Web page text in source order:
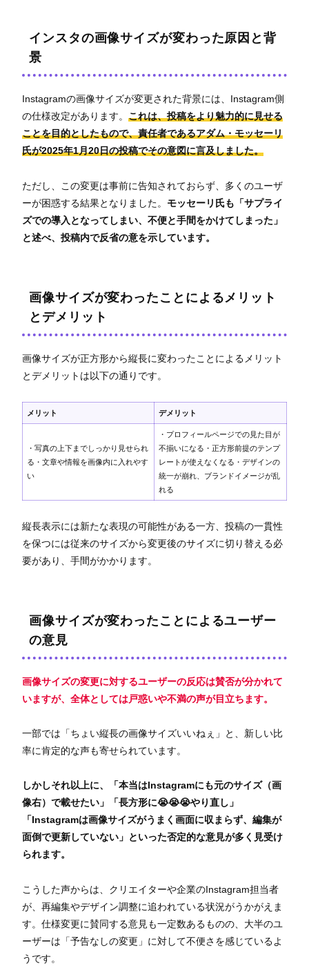
インスタの画像サイズが変わった原因と背
景
Instagramの画像サイズが変更された背景には、Instagram側
の仕様改定があります。 これは、投稿をより魅力的に見せる
ことを目的としたもので、責任者であるアダム・モッセーリ
氏が2025年1月20日の投稿でその意図に言及しました。
ただし、この変更は事前に告知されておらず、多くのユーザ
ーが困惑する結果となりました。 モッセーリ氏も「サプライ
ズでの導入となってしまい、不便と手間をかけてしまった」
と述べ、投稿内で反省の意を示しています。
画像サイズが変わったことによるメリット
とデメリット
画像サイズが正方形から縦長に変わったことによるメリット
とデメリットは以下の通りです。
メリット デメリット
・写真の上下までしっかり見せられ
る・文章や情報を画像内に入れやす
い
・プロフィールページでの見た目が
不揃いになる・正方形前提のテンプ
レートが使えなくなる・デザインの
統一が崩れ、ブランドイメージが乱
れる
縦長表示には新たな表現の可能性がある一方、投稿の一貫性
を保つには従来のサイズから変更後のサイズに切り替える必
要があり、手間がかかります。
画像サイズが変わったことによるユーザー
の意見
画像サイズの変更に対するユーザーの反応は賛否が分かれて
いますが、全体としては戸惑いや不満の声が目立ちます。
一部では「ちょい縦長の画像サイズいいねぇ」と、新しい比
率に肯定的な声も寄せられています。
しかしそれ以上に、「本当はInstagramにも元のサイズ（画
像右）で載せたい」「長方形に😭😭😭やり直し」
「Instagramは画像サイズがうまく画面に収まらず、編集が
面倒で更新していない」といった否定的な意見が多く見受け
られます。
こうした声からは、クリエイターや企業のInstagram担当者
が、再編集やデザイン調整に追われている状況がうかがえま
す。仕様変更に賛同する意見も一定数あるものの、大半のユ
ーザーは「予告なしの変更」に対して不便さを感じているよ
うです。